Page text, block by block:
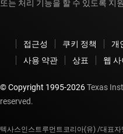
또는 처리 기능을 할 수 있도록 지
접근성 쿠키 정책 개
사용 약관
상표 웹
© Copyright 1995-2026Texas
reserved.
텍사스인스트루먼트코리아(유) /대표자